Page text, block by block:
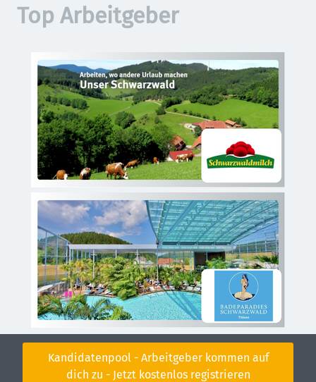
Top Arbeitgeber
Kandidatenpool - Arbeitgeber kommen auf
dich zu - Jetzt kostenlos registrieren